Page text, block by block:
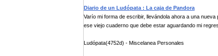
Diario de un Ludópata : La caja de Pandora
Varío mi forma de escribir, llevándola ahora a una
ese viejo cuaderno que debe estar aguardando mi
Ludópata(4752d) - Miscelanea Personales